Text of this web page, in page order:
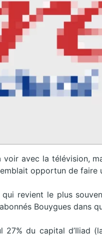
voir avec la télévision,
opportun de faire
qui revient le plus
Bouygues dans
27% du capital d’Iliad